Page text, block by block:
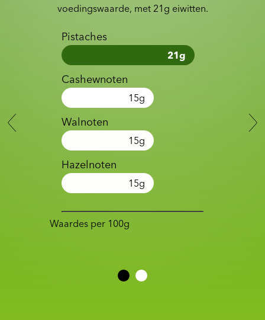
voedingswaarde, met 21g eiwitten.
Pistaches
21g
Cashewnoten
15g
Walnoten
15g
Hazelnoten
15g
Waardes per 100g